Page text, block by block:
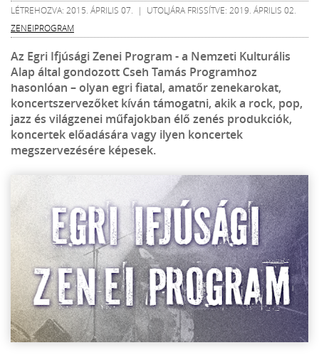
LÉTREHOZVA: 2015. ÁPRILIS 07. | UTOLJÁRA FRISSÍTVE: 2019. ÁPRILIS 02.
ZENEIPROGRAM
Az Egri Ifjúsági Zenei Program - a Nemzeti Kulturális
Alap által gondozott Cseh Tamás Programhoz
hasonlóan – olyan egri fiatal, amatőr zenekarokat,
koncertszervezőket kíván támogatni, akik a rock, pop,
jazz és világzenei műfajokban élő zenés produkciók,
koncertek előadására vagy ilyen koncertek
megszervezésére képesek.